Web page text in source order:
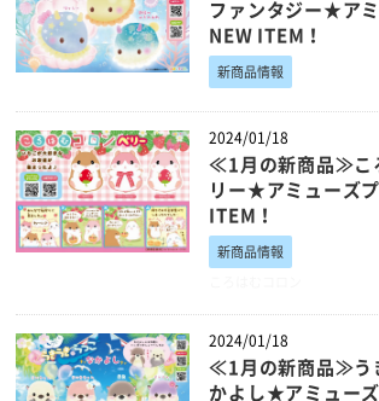
ファンタジー★ア
NEW ITEM！
新商品情報
2024/01/18
≪1月の新商品≫こ
リー★アミューズ
ITEM！
新商品情報
2024/01/18
≪1月の新商品≫う
かよし★アミュー